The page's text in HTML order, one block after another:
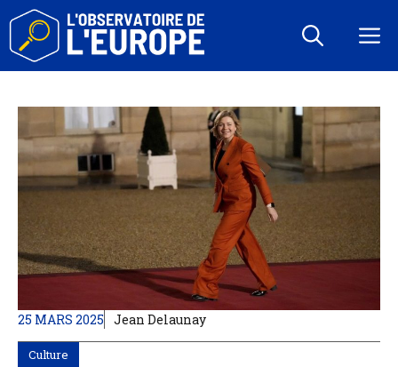
Aller
contenu
25 MARS 2025 Jean Delaunay
Culture